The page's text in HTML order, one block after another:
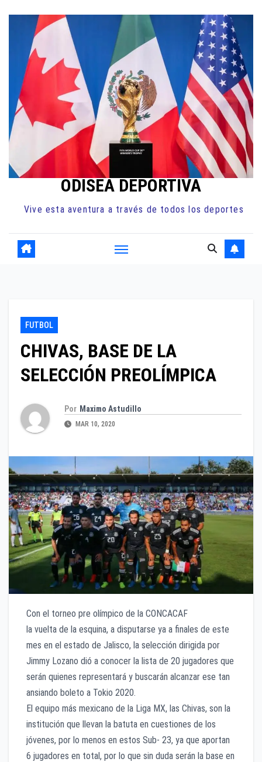
contenido
ODISEA DEPORTIVA
Vive esta aventura a través de todos los deportes
FUTBOL
CHIVAS, BASE DE LA
SELECCIÓN PREOLÍMPICA
Por Maximo Astudillo
MAR 10, 2020
Con el torneo pre olímpico de la CONCACAF
la vuelta de la esquina, a disputarse ya a finales de este
mes en el estado de Jalisco, la selección dirigida por
Jimmy Lozano dió a conocer la lista de 20 jugadores que
serán quienes representará y buscarán alcanzar ese tan
ansiando boleto a Tokio 2020.
El equipo más mexicano de la Liga MX, las Chivas, son la
institución que llevan la batuta en cuestiones de los
jóvenes, por lo menos en estos Sub- 23, ya que aportan
6 jugadores en total, por lo que sin duda serán la base en